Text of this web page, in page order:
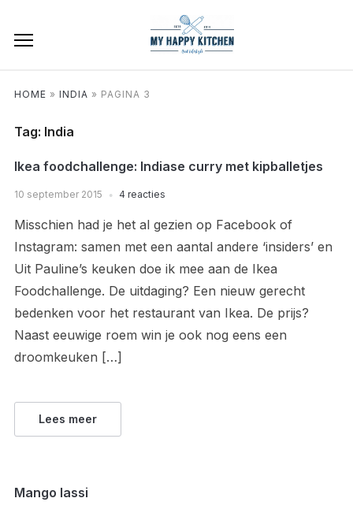
HOME » INDIA » PAGINA 3
Tag: India
Ikea foodchallenge: Indiase curry met kipballetjes
10 september 2015 4 reacties
Misschien had je het al gezien op Facebook of
Instagram: samen met een aantal andere ‘insiders’ en
Uit Pauline’s keuken doe ik mee aan de Ikea
Foodchallenge. De uitdaging? Een nieuw gerecht
bedenken voor het restaurant van Ikea. De prijs?
Naast eeuwige roem win je ook nog eens een
droomkeuken […]
Lees meer
Mango lassi